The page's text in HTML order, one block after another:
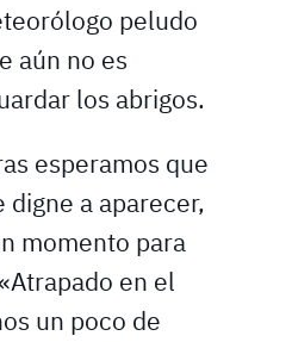
peludo
aún no es
los abrigos.
esperamos que
digne a aparecer,
momento para
en el
un poco de